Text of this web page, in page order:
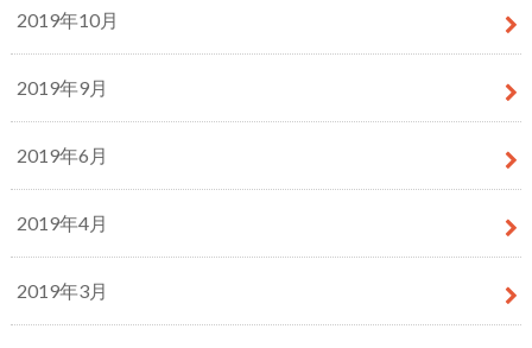
2019年10月
2019年9月
2019年6月
2019年4月
2019年3月